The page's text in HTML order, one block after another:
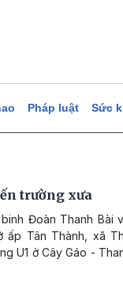
Pháp luật Sức
trường xưa
Đoàn Thanh Bài
Tân Thành, xã
U1 ở Cây Gáo -